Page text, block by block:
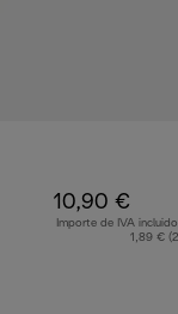
10,90 €
Importe de IVA
1,89 €